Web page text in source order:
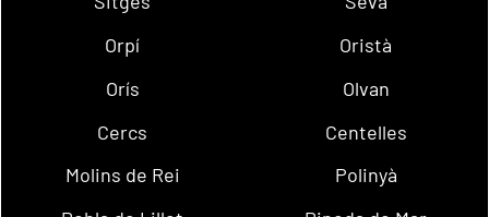
Orpí
Oristà
Orís
Olvan
Cercs
Centelles
Molins de Rei
Polinyà